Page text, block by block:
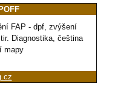
FAP - dpf, zvýšení
Diagnostika, čeština
mapy